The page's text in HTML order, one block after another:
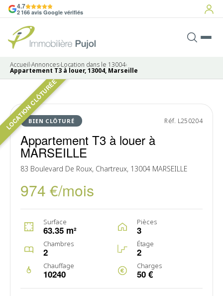
4.7
2 166 avis Google vérifiés
Accueil›Annonces›Location dans le 13004›
Appartement T3 à louer, 13004, Marseille
LOCATION CLÔTURÉE
BIEN CLÔTURÉ Réf. L250204
Appartement T3 à louer à
MARSEILLE
83 Boulevard De Roux, Chartreux, 13004 MARSEILLE
974 €/mois
Surface
63.35 m²
Pièces
3
Chambres
2
Étage
2
Chauffage
10240
Charges
50 €
LOUÉ